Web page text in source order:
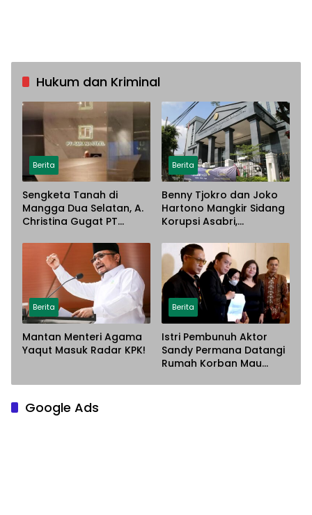
Hukum dan Kriminal
Berita
Sengketa Tanah di
Mangga Dua Selatan, A.
Christina Gugat PT
Dugaan Penyerobotan
Lahan
Berita
Benny Tjokro dan Joko
Hartono Mangkir Sidang
Korupsi Asabri,
Paksa
Berita
Mantan Menteri Agama
Yaqut Masuk Radar KPK!
Berita
Istri Pembunuh Aktor
Sandy Permana Datangi
Rumah Korban Mau
Google Ads